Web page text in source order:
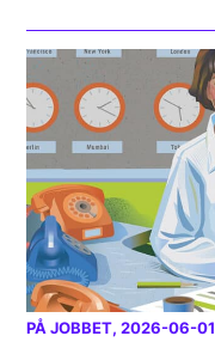
PÅ JOBBET, 2026-06-01